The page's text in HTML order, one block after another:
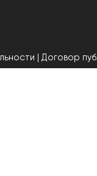
| Договор